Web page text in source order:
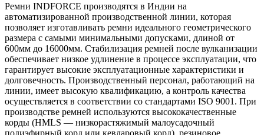
Ремни INDFORCE производятся в Индии на
автоматизированной производственной линии, которая
позволяет изготавливать ремни идеального геометрического
размера с самыми минимальными допусками, длиной от
600мм до 16000мм. Стабилизация ремней после вулканизации
обеспечивает низкое удлинение в процессе эксплуатации, что
гарантирует высокие эксплуатационные характеристики и
долговечность. Производственный персонал, работающий на
линии, имеет высокую квалификацию, а контроль качества
осуществляется в соответствии со стандартами ISO 9001. При
производстве ремней используются высококачественные
корды (HMLS — низкорастяжимый малоусадочный
полиэфирный корд или кевларовый корд), резиновое